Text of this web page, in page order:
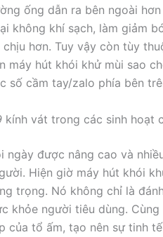
ống dẫn ra bên ngoài
không khí sạch, làm giảm
hơn. Tuy vậy còn tùy
máy hút khói khử mùi sao
số cầm tay/zalo phía bên
kính vát trong các sinh hoạt
được nâng cao và
Hiện giờ máy hút khói
trọng. Nó không chỉ là
khỏe người tiêu dùng.
của tổ ấm, tạo nên sự tinh